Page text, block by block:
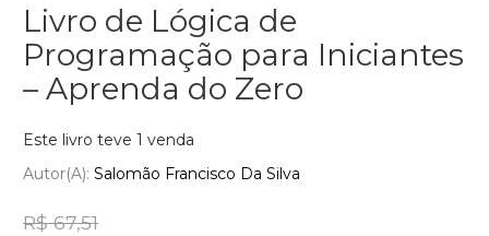
Livro de Lógica de
Programação para Iniciantes
– Aprenda do Zero
Este livro teve 1 venda
Autor(a): Salomão Francisco Da Silva
R$ 67,51